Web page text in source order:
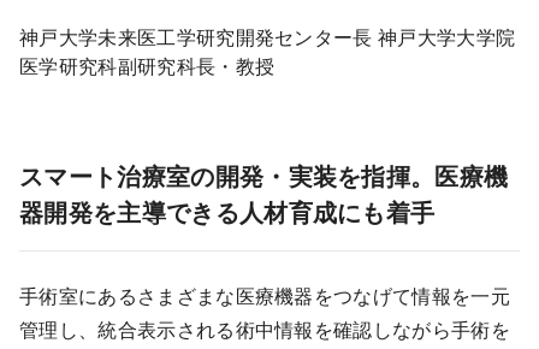
神戸大学未来医工学研究開発センター長 神戸大学大学院
医学研究科副研究科長・教授
スマート治療室の開発・実装を指揮。医療機
器開発を主導できる人材育成にも着手
手術室にあるさまざまな医療機器をつなげて情報を一元
管理し、統合表示される術中情報を確認しながら手術を